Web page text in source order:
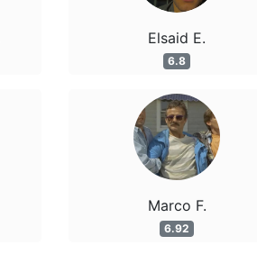
Elsaid E.
6.8
Marco F.
6.92